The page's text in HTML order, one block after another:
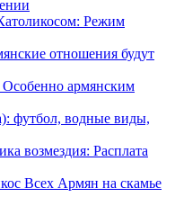
Режим
отношения будут
армянским
футбол, водные виды,
возмездия: Расплата
Всех Армян на скамье